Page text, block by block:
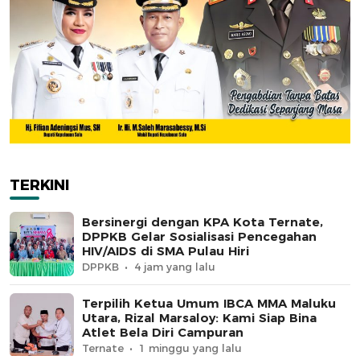
TERKINI
Bersinergi dengan KPA Kota Ternate,
DPPKB Gelar Sosialisasi Pencegahan
HIV/AIDS di SMA Pulau Hiri
DPPKB 4 jam yang lalu
Terpilih Ketua Umum IBCA MMA Maluku
Utara, Rizal Marsaloy: Kami Siap Bina
Atlet Bela Diri Campuran
Ternate 1 minggu yang lalu